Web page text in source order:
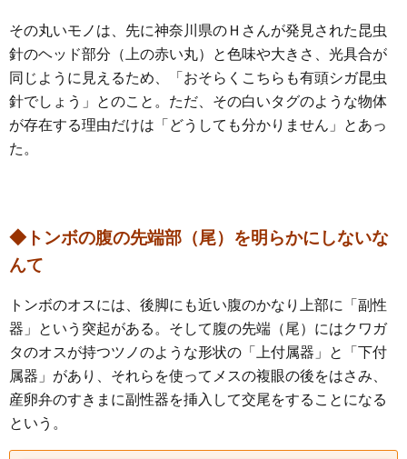
その丸いモノは、先に神奈川県のＨさんが発見された昆虫
針のヘッド部分（上の赤い丸）と色味や大きさ、光具合が
同じように見えるため、「おそらくこちらも有頭シガ昆虫
針でしょう」とのこと。ただ、その白いタグのような物体
が存在する理由だけは「どうしても分かりません」とあっ
た。
◆トンボの腹の先端部（尾）を明らかにしないな
んて
トンボのオスには、後脚にも近い腹のかなり上部に「副性
器」という突起がある。そして腹の先端（尾）にはクワガ
タのオスが持つツノのような形状の「上付属器」と「下付
属器」があり、それらを使ってメスの複眼の後をはさみ、
産卵弁のすきまに副性器を挿入して交尾をすることになる
という。